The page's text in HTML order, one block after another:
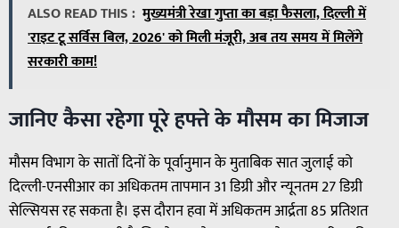
ALSO READ THIS : मुख्यमंत्री रेखा गुप्ता का बड़ा फैसला, दिल्ली में
'राइट टू सर्विस बिल, 2026' को मिली मंजूरी, अब तय समय में मिलेंगे
सरकारी काम!
जानिए कैसा रहेगा पूरे हफ्ते के मौसम का मिजाज
मौसम विभाग के सातों दिनों के पूर्वानुमान के मुताबिक सात जुलाई को
दिल्ली-एनसीआर का अधिकतम तापमान 31 डिग्री और न्यूनतम 27 डिग्री
सेल्सियस रह सकता है। इस दौरान हवा में अधिकतम आर्द्रता 85 प्रतिशत